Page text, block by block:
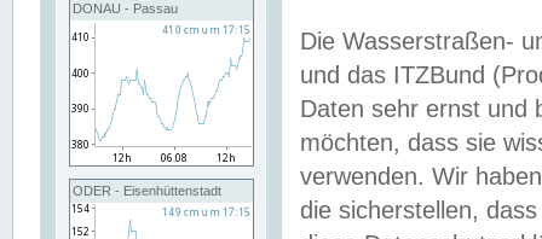
DONAU - Passau
ODER - Eisenhüttenstadt
Die Wasserstraßen-
und das ITZBund
Daten sehr ernst und
möchten, dass sie
verwenden. Wir
die sicherstellen,